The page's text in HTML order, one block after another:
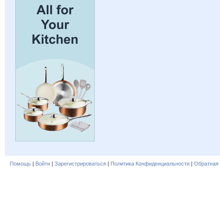
Помощь | Войти | Зарегистрироваться | Политика Конфиденциальности | Обратная